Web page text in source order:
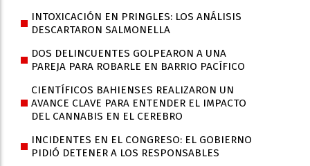
INTOXICACIÓN EN PRINGLES: LOS ANÁLISIS
DESCARTARON SALMONELLA
DOS DELINCUENTES GOLPEARON A UNA
PAREJA PARA ROBARLE EN BARRIO PACÍFICO
CIENTÍFICOS BAHIENSES REALIZARON UN
AVANCE CLAVE PARA ENTENDER EL IMPACTO
DEL CANNABIS EN EL CEREBRO
INCIDENTES EN EL CONGRESO: EL GOBIERNO
PIDIÓ DETENER A LOS RESPONSABLES